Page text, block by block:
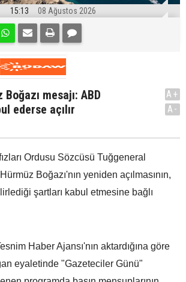
15:13 08 Ağustos 2026
mesajı: ABD
ederse açılır
A+
A-
Ordusu Sözcüsü Tuğgeneral
Boğazı'nın yeniden açılmasının,
şartları kabul etmesine bağlı
Haber Ajansı'nın aktardığına göre
eyaletinde "Gazeteciler Günü"